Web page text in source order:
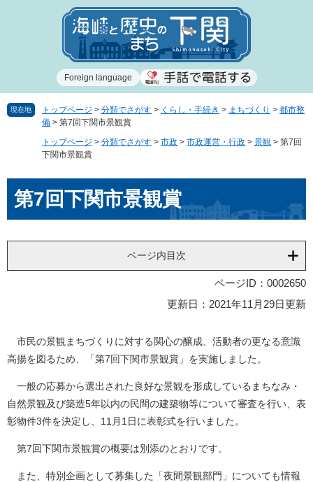
で
ば
Foreign language
現在地 トップページ > 分類でさがす > くらし・手続き > まちづくり > 都市整
備 > 第7回下関市景観賞
トップページ > 分類でさがす > 市政 > 市政運営・行政 > 景観 > 第7回
下関市景観賞
文第7回下関市景観賞
ページ内目次
ページID：0002650
更新日：2021年11月29日更新
市民の景観まちづくりに対する関心の醸成、活動者の更なる意識
高揚を図るため、「第7回下関市景観賞」を実施しました。
一般の応募から選出された良好な景観を形成しているまちなみ・
自然景観及び築造5年以内の民間の建築物等について審査を行い、表
彰物件3件を決定し、11月1日に表彰式を行いました。
第7回下関市景観賞の概要は別添のとおりです。
また、特別企画として募集した「夜間景観部門」についても情報